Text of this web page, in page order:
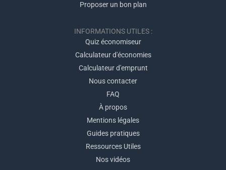
Proposer un bon plan
INFORMATIONS UTILES :
Quiz économiseur
Calculateur d'économies
Calculateur d'emprunt
Nous contacter
FAQ
À propos
Mentions légales
Guides pratiques
Ressources Utiles
Nos vidéos